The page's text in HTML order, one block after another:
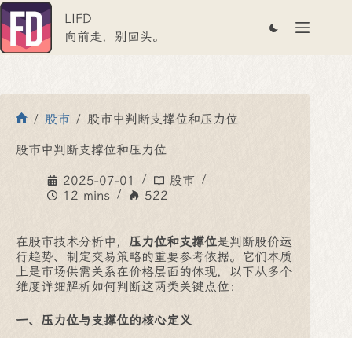
跳
至
内
容
LIFD
向前走，别回头。
页
/ 股市 / 股市中判断支撑位和压力位
股市中判断支撑位和压力位
2025-07-01
股市
12 mins
522
在股市技术分析中， 压力位和支撑位是判断股价运
行趋势、制定交易策略的重要参考依据。它们本质
上是市场供需关系在价格层面的体现，以下从多个
维度详细解析如何判断这两类关键点位：
一、压力位与支撑位的核心定义